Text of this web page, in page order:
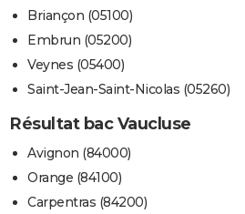
Briançon (05100)
Embrun (05200)
Veynes (05400)
Saint-Jean-Saint-Nicolas (05260)
Résultat bac Vaucluse
Avignon (84000)
Orange (84100)
Carpentras (84200)